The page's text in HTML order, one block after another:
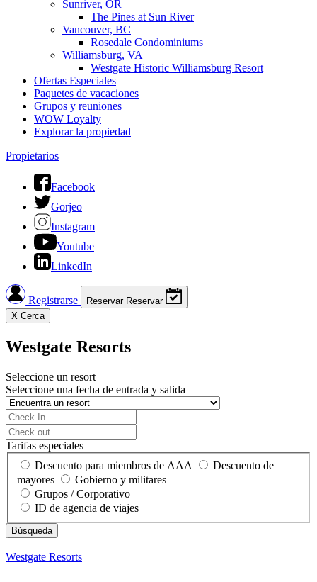
Sunriver, OR
The Pines at Sun River
Vancouver, BC
Rosedale Condominiums
Williamsburg, VA
Westgate Historic Williamsburg Resort
Ofertas Especiales
Paquetes de vacaciones
Grupos y reuniones
WOW Loyalty
Explorar la propiedad
Propietarios
Facebook
Gorjeo
Instagram
Youtube
LinkedIn
Registrarse Reservar Reservar
X Cerca
Westgate Resorts
Seleccione un resort
Seleccione una fecha de entrada y salida
Tarifas especiales
Descuento para miembros de AAA
Descuento de
mayores
Gobierno y militares
Grupos / Corporativo
ID de agencia de viajes
Westgate Resorts